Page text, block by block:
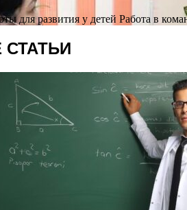
для развития у детей Работа в